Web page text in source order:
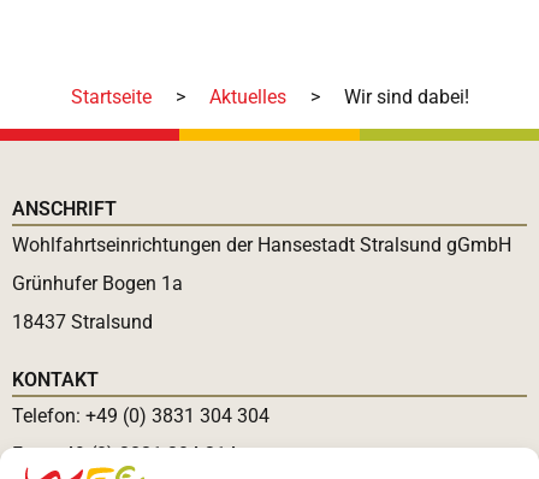
Startseite > Aktuelles > Wir sind dabei!
ANSCHRIFT
Wohlfahrtseinrichtungen der Hansestadt Stralsund gGmbH
Grünhufer Bogen 1a
18437 Stralsund
KONTAKT
Telefon: +49 (0) 3831 304 304
Fax: +49 (0) 3831 304 314